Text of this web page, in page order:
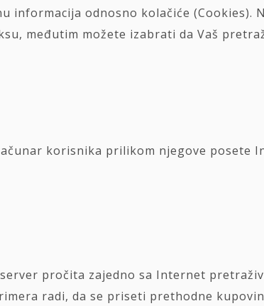
informacija odnosno kolačiće
međutim možete izabrati da Vaš
korisnika prilikom njegove posete
pročita zajedno sa Internet
radi, da se priseti prethodne